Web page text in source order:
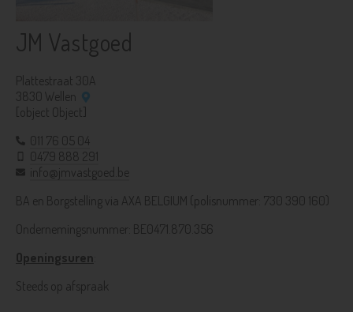
JM Vastgoed
Plattestraat 30A
3830 Wellen
[object Object]
011 76 05 04
0479 888 291
info@jmvastgoed.be
BA en Borgstelling via AXA BELGIUM (polisnummer: 730 390 160)
Ondernemingsnummer: BE0471.870.356
Openingsuren
Steeds op afspraak